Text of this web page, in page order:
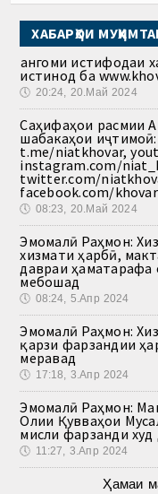
ХАБАРҲОИ
Ҳангоми истифодаи
истинод ба
🕔 20:24, 20.Май 2024
Саҳифаҳои расмии
шабакаҳои
t.me/niatkhovar,
instagram.com/
twitter.com/
facebook.com/
🕔 08:23, 20.Май 2024
Эмомалӣ Раҳмон:
хизмати ҳарбӣ,
давраи
мебошад
🕔 08:24, 5.Апр 2024
Эмомалӣ Раҳмон:
қарзи фарзандии
меравад
🕔 17:18, 3.Апр 2024
Эмомалӣ Раҳмон:
Олии Қувваҳои
мисли фарзанди
🕔 11:27, 3.Апр 2024
Ҳамаи